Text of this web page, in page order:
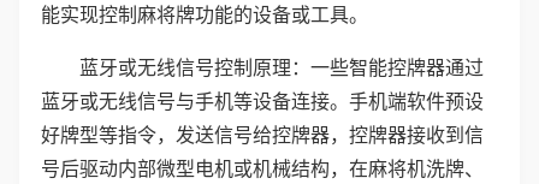
能实现控制麻将牌功能的设备或工具。
蓝牙或无线信号控制原理：一些智能控牌器通过
蓝牙或无线信号与手机等设备连接。手机端软件预设
好牌型等指令，发送信号给控牌器，控牌器接收到信
号后驱动内部微型电机或机械结构，在麻将机洗牌、